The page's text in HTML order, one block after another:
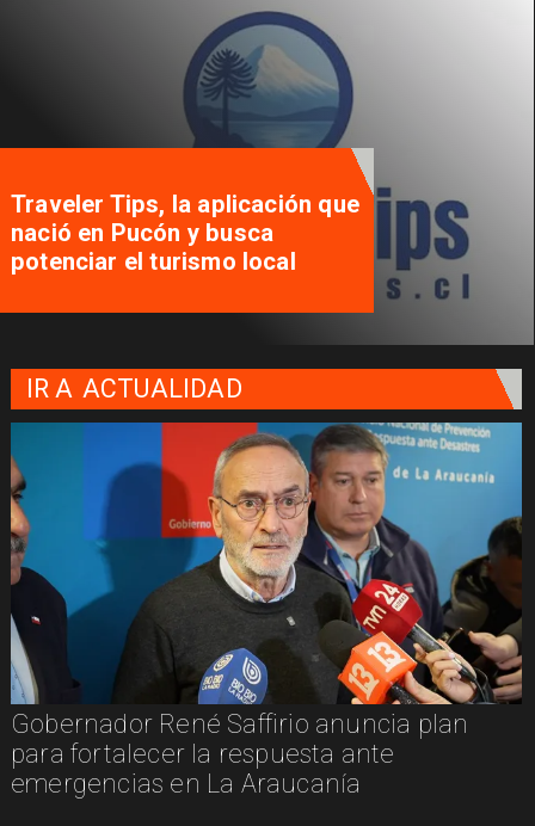
Traveler Tips, la aplicación que
nació en Pucón y busca
potenciar el turismo local
IR A ACTUALIDAD
Gobernador René Saffirio anuncia plan
para fortalecer la respuesta ante
emergencias en La Araucanía